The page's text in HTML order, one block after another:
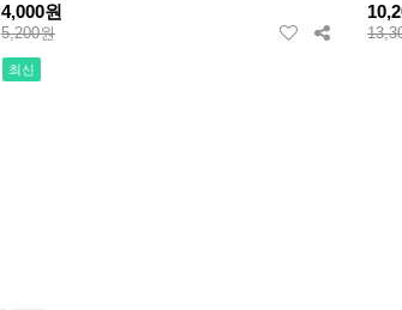
4,000원
5,200원
최신